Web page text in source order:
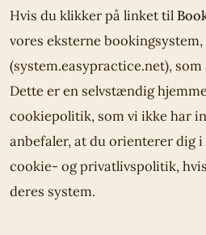
Hvis du klikker på linket til
vores eksterne
(system.easypractice.net),
Dette er en selvstændig
cookiepolitik, som vi ikke har
anbefaler, at du orienterer dig i
cookie- og privatlivspolitik,
deres system.